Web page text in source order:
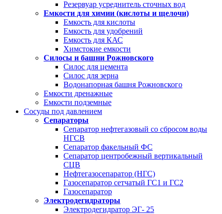
Резервуар усреднитель сточных вод
Емкости для химии (кислоты и щелочи)
Емкость для кислоты
Емкость для удобрений
Емкость для КАС
Химстокие емкости
Силосы и башни Рожновского
Силос для цемента
Силос для зерна
Водонапорная башня Рожновского
Емкости дренажные
Емкости подземные
Сосуды под давлением
Сепараторы
Сепаратор нефтегазовый со сбросом воды
НГСВ
Сепаратор факельный ФС
Сепаратор центробежный вертикальный
СЦВ
Нефтегазосепаратор (НГС)
Газосепаратор сетчатый ГС1 и ГС2
Газосепаратор
Электродегидраторы
Электродегидратор ЭГ- 25